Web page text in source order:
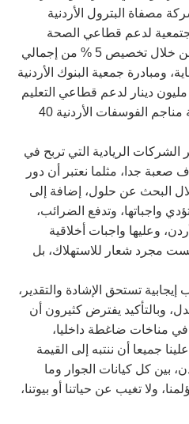
مصفاة البترول الأردنية
لدعم قطاعي الصحة
والتعليم الممتد ثلاث سنوات من خلال تخصيص 5 % من إجمالي
ومبادرة جمعية البنوك الأردنية
الأسبوع الماضي بتخصيص 90 مليون دينار لدعم قطاعي التعليم
والصحة، مثلما خصصت شركة مناجم الفوسفات الأردنية 40
الشركات الريادية التي تربح في
جدا، مثلما نعتبر أن دور
البحث عن حلول، إضافة إلى
واجباتها، وتدفع الضرائب،
وعليها واجبات أخلاقية
مجرد شعار للاستهلاك، بل
تستحق الإشادة والتقدير،
وبالتأكيد يفترض كثيرون أن
في مناخات ضاغطة داخليا،
جميعا أن ننتبه إلى القيمة
بين كل كيانات الجوار وما
ولا تغيب عن حياتنا أو بيوتنا،